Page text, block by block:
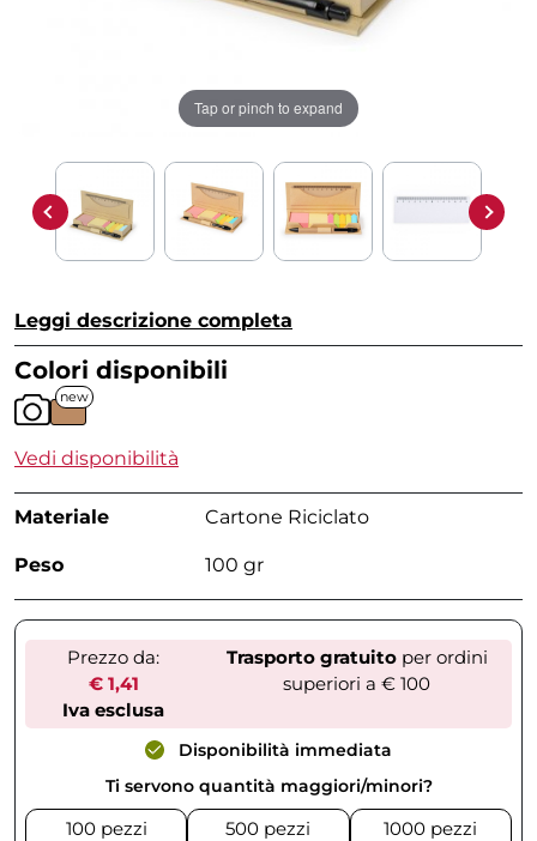
Tap or pinch to expand
Leggi descrizione completa
Colori disponibili
new
Vedi disponibilità
Materiale Cartone Riciclato
Peso 100 gr
Prezzo da:
€ 1,41
Iva esclusa
Trasporto gratuitoper ordini
superiori a € 100
Disponibilità immediata
Ti servono quantità maggiori/minori?
100 pezzi
500 pezzi
1000 pezzi